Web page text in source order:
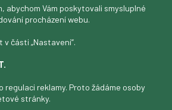
abychom Vám poskytovali smysluplné
procházení webu.
části „Nastavení“.
regulaci reklamy. Proto žádáme osoby
stránky.